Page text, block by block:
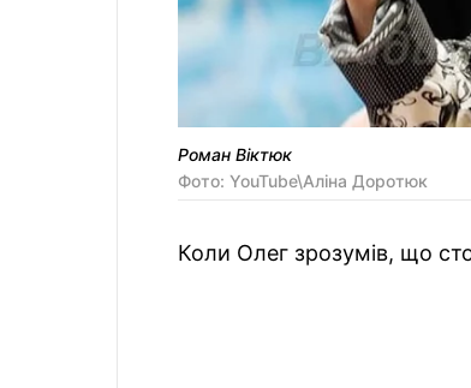
Роман Віктюк
Фото: YouTube\Аліна Доротюк
Коли Олег зрозумів, що